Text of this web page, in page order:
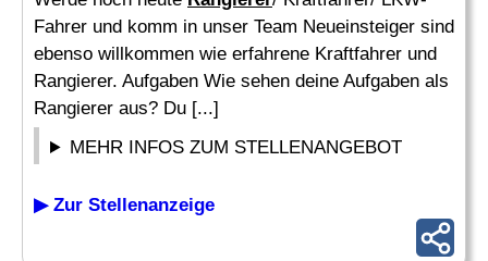
Fahrer und komm in unser Team Neueinsteiger sind
ebenso willkommen wie erfahrene Kraftfahrer und
Rangierer. Aufgaben Wie sehen deine Aufgaben als
Rangierer aus? Du [...]
MEHR INFOS ZUM STELLENANGEBOT
▶ Zur Stellenanzeige